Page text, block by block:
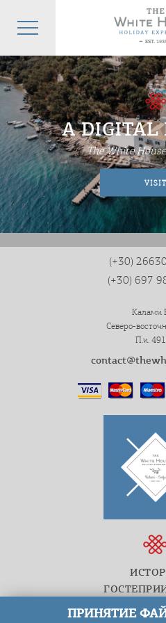
A DIGITAL
The White
VISIT
(+30)
(+30) 697
Калами
Северо-
П.и.
ПРИНЯТИЕ